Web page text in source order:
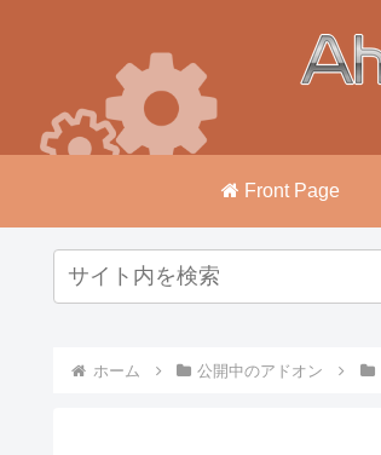
Front Page
ホーム 公開中のアドオン